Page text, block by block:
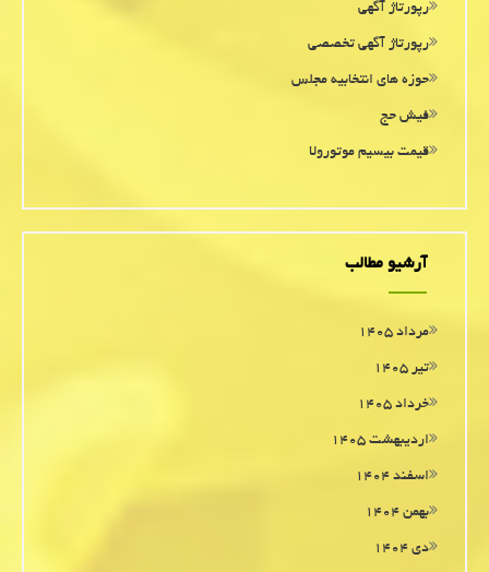
رپورتاژ آگهی
رپورتاژ آگهی تخصصی
حوزه های انتخابیه مجلس
فیش حج
قیمت بیسیم موتورولا
آرشیو مطالب
مرداد ۱۴۰۵
تیر ۱۴۰۵
خرداد ۱۴۰۵
اردیبهشت ۱۴۰۵
اسفند ۱۴۰۴
بهمن ۱۴۰۴
دی ۱۴۰۴